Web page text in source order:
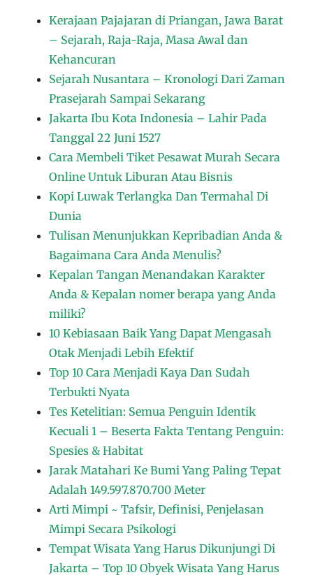
Kerajaan Pajajaran di Priangan, Jawa Barat
– Sejarah, Raja-Raja, Masa Awal dan
Kehancuran
Sejarah Nusantara – Kronologi Dari Zaman
Prasejarah Sampai Sekarang
Jakarta Ibu Kota Indonesia – Lahir Pada
Tanggal 22 Juni 1527
Cara Membeli Tiket Pesawat Murah Secara
Online Untuk Liburan Atau Bisnis
Kopi Luwak Terlangka Dan Termahal Di
Dunia
Tulisan Menunjukkan Kepribadian Anda &
Bagaimana Cara Anda Menulis?
Kepalan Tangan Menandakan Karakter
Anda & Kepalan nomer berapa yang Anda
miliki?
10 Kebiasaan Baik Yang Dapat Mengasah
Otak Menjadi Lebih Efektif
Top 10 Cara Menjadi Kaya Dan Sudah
Terbukti Nyata
Tes Ketelitian: Semua Penguin Identik
Kecuali 1 – Beserta Fakta Tentang Penguin:
Spesies & Habitat
Jarak Matahari Ke Bumi Yang Paling Tepat
Adalah 149.597.870.700 Meter
Arti Mimpi ~ Tafsir, Definisi, Penjelasan
Mimpi Secara Psikologi
Tempat Wisata Yang Harus Dikunjungi Di
Jakarta – Top 10 Obyek Wisata Yang Harus